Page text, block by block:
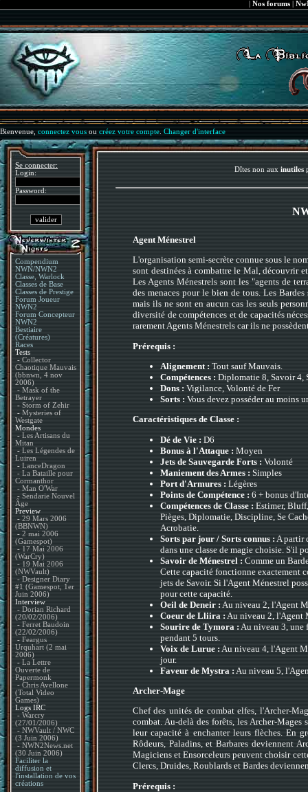
Nos forums|
Bienvenue, connectez vous ou créez votre compte Changer d'interface
Se connecter:
Login:
Password:
Compendium
NWN/NWN2
Classe, Warlock
Classes de Base
Classes de Prestige
Forum Joueur
NWN2
Forum Concepteur
NWN2
Bestiaire
(Créatures)
Races
Tests
- Collector
Chaotique Mauvais
(bbnwn, 4 nov
2006)
- Mask of the
Betrayer
- Storm of Zehir
- Mysteries of
Westgate
Mondes
- Les Artisans du
Mitan
- Les Légendes de
Luiren
- LanceDragon
- La Bataille pour
Cormanthor
- Man O'War
- Sendarie Nouvel
Âge
Preview
- 29 Mars 2006
(BBNWN)
- 2 mai 2006
(Gamespot)
- 17 Mai 2006
(WarCry)
- 19 Mai 2006
(NWVault)
- Designer Diary
#1 (Gamespot, 1er
Juin 2006)
Interview
- Dorian Richard
(20/02/2006)
- Ferret Baudoin
(22/02/2006)
- Feargus
Urquhart (2 mai
2006)
- La Lettre
Ouverte de
Papermonk
- Chris Avellone
(Total Video
Games)
Logs IRC
- Warcry
(27/01/2006)
- NWVault / NWC
(3 Juin 2006)
- NWN2News.net
(30 Juin 2006)
Faciliter la
diffusion et
l'installation de vos
créations
Dîtes non aux inutiles
Agent Ménestrel
L'organisation semi-secrète connue sous le
sont destinées à combattre le Mal, découvrir
Les Agents Ménestrels sont les "agents de
des menaces pour le bien de tous. Les
mais ils ne sont en aucun cas les seuls
diversité de compétences et de capacités
rarement Agents Ménestrels car ils ne
Prérequis :
Alignement : Tout sauf Mauvais.
Compétences : Diplomatie 8, Savoir 4,
Dons : Vigilance, Volonté de Fer
Sorts : Vous devez posséder au moins
Caractéristiques de Classe :
Dé de Vie : D6
Bonus à l'Attaque : Moyen
Jets de Sauvegarde Forts : Volonté
Maniement des Armes : Simples
Port d'Armures : Légères
Points de Compétence : 6 + bonus
Compétences de Classe : Estimer,
Pièges, Diplomatie, Discipline, Se
Acrobatie.
Sorts par jour / Sorts connus : A partir
dans une classe de magie choisie. S'il
Savoir de Ménestrel : Comme un
Cette capacité fonctionne exactement
jets de Savoir. Si l'Agent Ménestrel
pour cette capacité.
Oeil de Deneir : Au niveau 2, l'Agent
Coeur de Lliira : Au niveau 2, l'Agent
Sourire de Tymora : Au niveau 3, une
pendant 5 tours.
Voix de Lurue : Au niveau 4, l'Agent
jour.
Faveur de Mystra : Au niveau 5,
Archer-Mage
Chef des unités de combat elfes, l'Archer-
combat. Au-delà des forêts, les Archer-
leur capacité à enchanter leurs flèches. En
Rôdeurs, Paladins, et Barbares deviennent
Magiciens et Ensorceleurs peuvent choisir
Clercs, Druides, Roublards et Bardes
Prérequis :